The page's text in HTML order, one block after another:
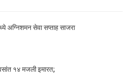
अग्निशमन सेवा सप्ताह साजरा
१४ मजली इमारत;